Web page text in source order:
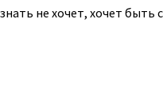
не хочет, хочет быть